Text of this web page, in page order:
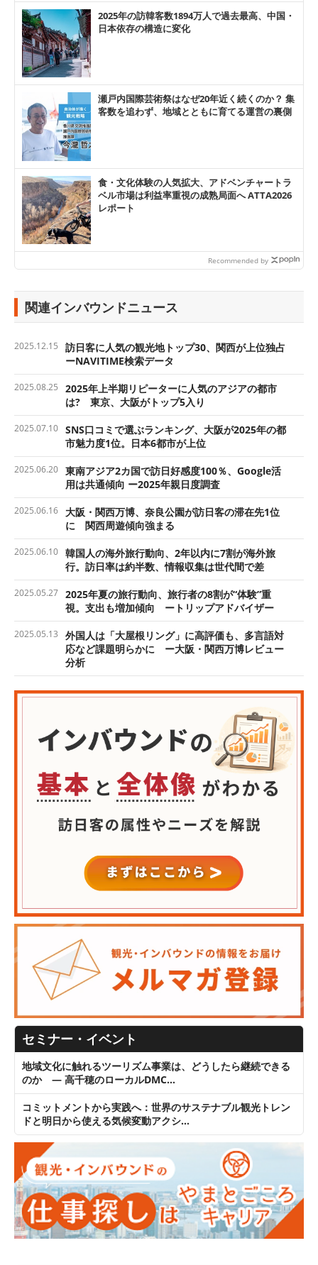
2025年の訪韓客数1894万人で過去最高、中国・
日本依存の構造に変化
瀬戸内国際芸術祭はなぜ20年近く続くのか？ 集
客数を追わず、地域とともに育てる運営の裏側
食・文化体験の人気拡大、アドベンチャートラ
ベル市場は利益率重視の成熟局面へ ATTA2026
レポート
Recommended by
関連インバウンドニュース
2025.12.15
訪日客に人気の観光地トップ30、関西が上位独占
ーNAVITIME検索データ
2025.08.25
2025年上半期リピーターに人気のアジアの都市
は? 東京、大阪がトップ5入り
2025.07.10 SNS口コミで選ぶランキング、大阪が2025年の都
市魅力度1位。日本6都市が上位
2025.06.20 東南アジア2カ国で訪日好感度100％、Google活
用は共通傾向 ー2025年親日度調査
2025.06.16
大阪・関西万博、奈良公園が訪日客の滞在先1位
に 関西周遊傾向強まる
2025.06.10 韓国人の海外旅行動向、2年以内に7割が海外旅
行。訪日率は約半数、情報収集は世代間で差
2025.05.27 2025年夏の旅行動向、旅行者の8割が“体験”重
視。支出も増加傾向 ートリップアドバイザー
2025.05.13
外国人は「大屋根リング」に高評価も、多言語対
応など課題明らかに ー大阪・関西万博レビュー
分析
セミナー・イベント
地域文化に触れるツーリズム事業は、どうしたら継続できる
のか ― 高千穂のローカルDMC…
コミットメントから実践へ：世界のサステナブル観光トレン
ドと明日から使える気候変動アクシ…